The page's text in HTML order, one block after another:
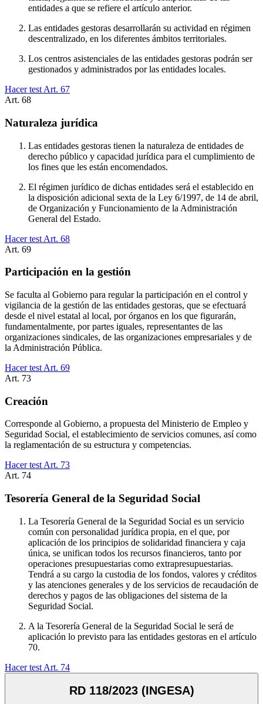
entidades a que se refiere el artículo anterior.
Las entidades gestoras desarrollarán su actividad en régimen
descentralizado, en los diferentes ámbitos territoriales.
Los centros asistenciales de las entidades gestoras podrán ser
gestionados y administrados por las entidades locales.
Hacer test Art. 67
Art. 68
Naturaleza jurídica
Las entidades gestoras tienen la naturaleza de entidades de
derecho público y capacidad jurídica para el cumplimiento de
los fines que les están encomendados.
El régimen jurídico de dichas entidades será el establecido en
la disposición adicional sexta de la Ley 6/1997, de 14 de abril,
de Organización y Funcionamiento de la Administración
General del Estado.
Hacer test Art. 68
Art. 69
Participación en la gestión
Se faculta al Gobierno para regular la participación en el control y
vigilancia de la gestión de las entidades gestoras, que se efectuará
desde el nivel estatal al local, por órganos en los que figurarán,
fundamentalmente, por partes iguales, representantes de las
organizaciones sindicales, de las organizaciones empresariales y de
la Administración Pública.
Hacer test Art. 69
Art. 73
Creación
Corresponde al Gobierno, a propuesta del Ministerio de Empleo y
Seguridad Social, el establecimiento de servicios comunes, así como
la reglamentación de su estructura y competencias.
Hacer test Art. 73
Art. 74
Tesorería General de la Seguridad Social
La Tesorería General de la Seguridad Social es un servicio
común con personalidad jurídica propia, en el que, por
aplicación de los principios de solidaridad financiera y caja
única, se unifican todos los recursos financieros, tanto por
operaciones presupuestarias como extrapresupuestarias.
Tendrá a su cargo la custodia de los fondos, valores y créditos
y las atenciones generales y de los servicios de recaudación de
derechos y pagos de las obligaciones del sistema de la
Seguridad Social.
A la Tesorería General de la Seguridad Social le será de
aplicación lo previsto para las entidades gestoras en el artículo
70.
Hacer test Art. 74
RD 118/2023 (INGESA)